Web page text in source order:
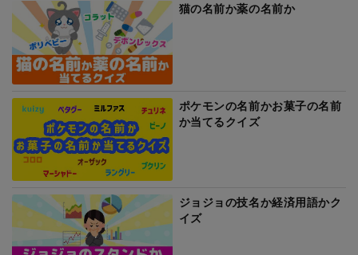
猫の名前か薬の名前か
ポケモンの名前かお菓子の名前
か当てるクイズ
ジョジョの技名か経済用語かク
イズ